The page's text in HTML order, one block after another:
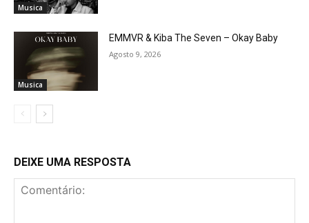
Musica
Musica
EMMVR & Kiba The Seven – Okay Baby
Agosto 9, 2026
DEIXE UMA RESPOSTA